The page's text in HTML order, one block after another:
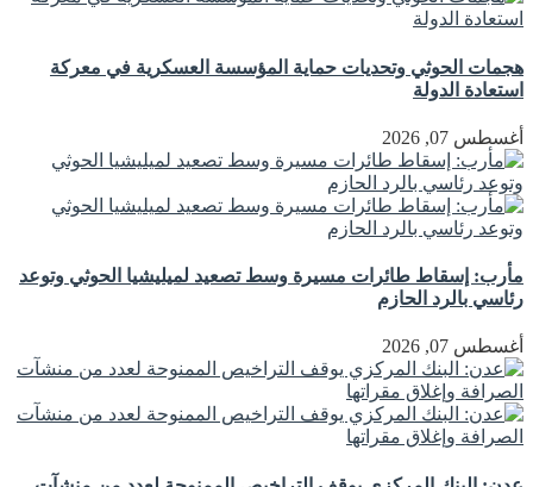
هجمات الحوثي وتحديات حماية المؤسسة العسكرية في معركة
استعادة الدولة
أغسطس 07, 2026
مأرب: إسقاط طائرات مسيرة وسط تصعيد لميليشيا الحوثي وتوعد
رئاسي بالرد الحازم
أغسطس 07, 2026